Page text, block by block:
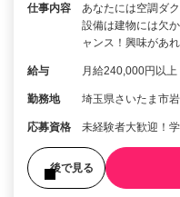
仕事内容
あなたには空調ダ
設備は建物には欠
ャンス！興味があ
給与 月給240,000円以上
勤務地 埼玉県さいたま市
応募資格 未経験者大歓迎！
後で見る